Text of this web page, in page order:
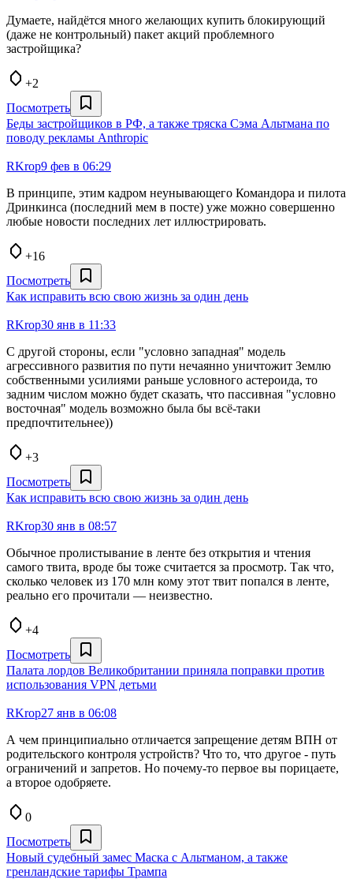
Думаете, найдётся много желающих купить блокирующий
(даже не контрольный) пакет акций проблемного
застройщика?
+2
Посмотреть
Беды застройщиков в РФ, а также тряска Сэма Альтмана по
поводу рекламы Anthropic
RKrop9 фев в 06:29
В принципе, этим кадром неунывающего Командора и пилота
Дринкинса (последний мем в посте) уже можно совершенно
любые новости последних лет иллюстрировать.
+16
Посмотреть
Как исправить всю свою жизнь за один день
RKrop30 янв в 11:33
С другой стороны, если "условно западная" модель
агрессивного развития по пути нечаянно уничтожит Землю
собственными усилиями раньше условного астероида, то
задним числом можно будет сказать, что пассивная "условно
восточная" модель возможно была бы всё-таки
предпочтительнее))
+3
Посмотреть
Как исправить всю свою жизнь за один день
RKrop30 янв в 08:57
Обычное пролистывание в ленте без открытия и чтения
самого твита, вроде бы тоже считается за просмотр. Так что,
сколько человек из 170 млн кому этот твит попался в ленте,
реально его прочитали — неизвестно.
+4
Посмотреть
Палата лордов Великобритании приняла поправки против
использования VPN детьми
RKrop27 янв в 06:08
А чем принципиально отличается запрещение детям ВПН от
родительского контроля устройств? Что то, что другое - путь
ограничений и запретов. Но почему-то первое вы порицаете,
а второе одобряете.
0
Посмотреть
Новый судебный замес Маска с Альтманом, а также
гренландские тарифы Трампа